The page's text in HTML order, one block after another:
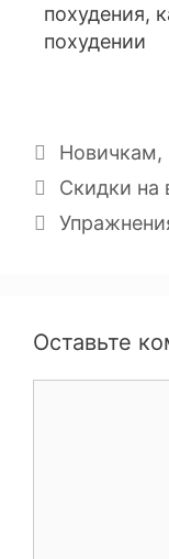
похудения,
похудении
Новичкам,
Скидки на
Оставьте